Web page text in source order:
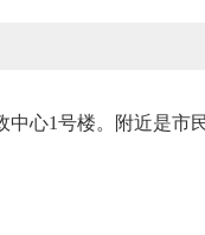
心1号楼。附近是市